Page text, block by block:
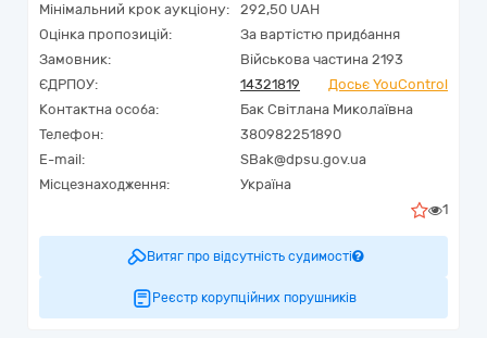
Мінімальний крок аукціону:
292,50 UAH
Оцінка пропозицій:
За вартістю придбання
Замовник:
Військова частина 2193
ЄДРПОУ:
14321819
Досьє YouControl
Контактна особа:
Бак Світлана Миколаївна
Телефон:
380982251890
E-mail:
SBak@dpsu.gov.ua
Місцезнаходження:
Україна
1
Витяг про відсутність судимості
Реєстр корупційних порушників